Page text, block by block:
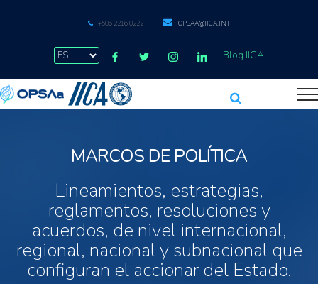
+506 2216 0222 OPSAA@IICA.INT
Blog IICA
MARCOS DE POLÍTICA
Lineamientos, estrategias,
reglamentos, resoluciones y
acuerdos, de nivel internacional,
regional, nacional y subnacional que
configuran el accionar del Estado.